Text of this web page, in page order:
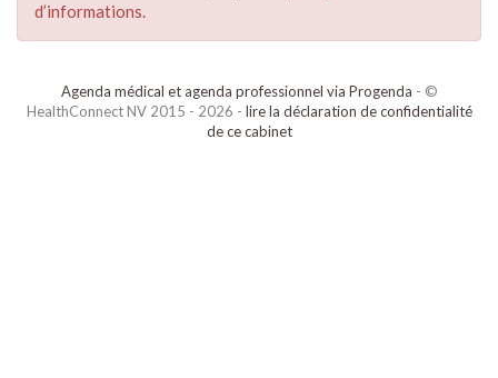
d’informations.
Agenda médical et agenda professionnel via Progenda - ©
HealthConnect NV 2015 - 2026 - lire la déclaration de confidentialité
de ce cabinet